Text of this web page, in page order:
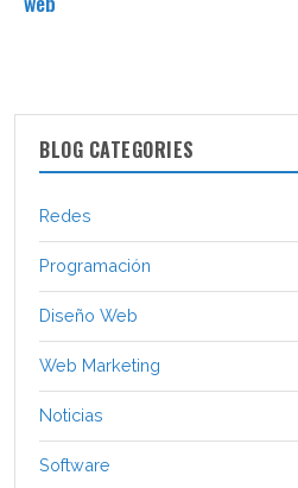
BLOG CATEGORIES
Redes
Programación
Diseño Web
Web Marketing
Noticias
Software